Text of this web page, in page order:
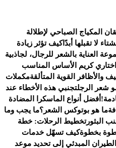
المكياج الصباحي لإطلالة
لا تقبلها أبدًاكيف تؤثر زيادة
العناية بالشعر للرجال، لجاذبية
كريم الأساس المناسب
والأظافر القوية المتألقةمكملات
شعر الرجلتجنبي هذه الأخطاء عند
أفضل أنواع الماسكرا المضادة
ما هو بوتوكس الشعر؟ما يجب وما
البثورتخطيط الرحلات: خطة
بخطوةكيف تسهّل خدمات
المبدئي إلى تحديد موعد